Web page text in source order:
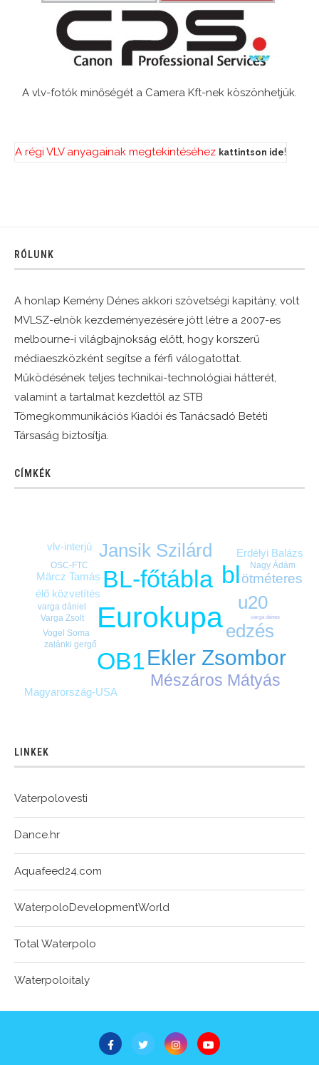
A vlv-fotók minőségét a Camera Kft-nek köszönhetjük.
A régi VLV anyagainak megtekintéséhez kattintson ide!
RÓLUNK
A honlap Kemény Dénes akkori szövetségi kapitány, volt
MVLSZ-elnök kezdeményezésére jött létre a 2007-es
melbourne-i világbajnokság előtt, hogy korszerű
médiaeszközként segítse a férfi válogatottat.
Működésének teljes technikai-technológiai hátterét,
valamint a tartalmat kezdettől az STB
Tömegkommunikációs Kiadói és Tanácsadó Betéti
Társaság biztosítja.
CÍMKÉK
Eurokupa
bl
BL-főtábla
OB1Ekler Zsombor
edzés
Jansik Szilárd
u20
Mészáros Mátyás
ötméteres
Erdélyi Balázs
Magyarország-USA
Märcz Tamás
vlv-interjú
élő közvetítés
Nagy Ádám
OSC-FTC
varga dániel
Varga Zsolt
Vogel Soma
zalánki gergő
varga dénes
LINKEK
Vaterpolovesti
Dance.hr
Aquafeed24.com
WaterpoloDevelopmentWorld
Total Waterpolo
Waterpoloitaly